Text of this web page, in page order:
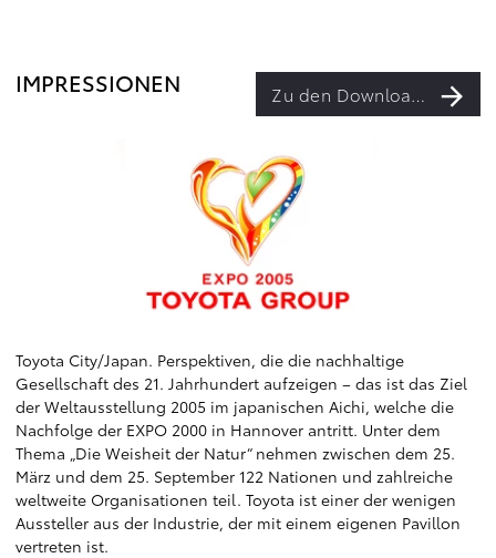
IMPRESSIONEN Zu den Downloads
Toyota City/Japan. Perspektiven, die die nachhaltige
Gesellschaft des 21. Jahrhundert aufzeigen – das ist das Ziel
der Weltausstellung 2005 im japanischen Aichi, welche die
Nachfolge der EXPO 2000 in Hannover antritt. Unter dem
Thema „Die Weisheit der Natur“ nehmen zwischen dem 25.
März und dem 25. September 122 Nationen und zahlreiche
weltweite Organisationen teil. Toyota ist einer der wenigen
Aussteller aus der Industrie, der mit einem eigenen Pavillon
vertreten ist.